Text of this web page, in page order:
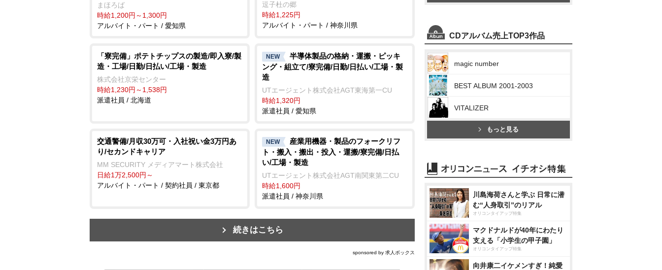
まほろば
時給1,200円～1,300円
アルバイト・パート / 愛知県
逗子杜の郷
時給1,225円
アルバイト・パート / 神奈川県
「寮完備」ポテトチップスの製造/即入寮/製
造・工場/日勤/日払い/工場・製造
株式会社京栄センター
時給1,230円～1,538円
派遣社員 / 北海道
NEW
半導体製品の格納・運搬・ピッキ
ング・組立て/寮完備/日勤/日払い/工場・製
造
UTエージェント株式会社AGT東海第一CU
時給1,320円
派遣社員 / 愛知県
交通警備/月収30万可・入社祝い金3万円あ
り/セカンドキャリア
MM SECURITY メディアマート株式会社
日給1万2,500円～
アルバイト・パート / 契約社員 / 東京都
NEW
産業用機器・製品のフォークリフ
ト・搬入・搬出・投入・運搬/寮完備/日払
い/工場・製造
UTエージェント株式会社AGT南関東第二CU
時給1,600円
派遣社員 / 神奈川県
続きはこちら
sponsored by 求人ボックス
CDアルバム売上TOP3作品
magic number
BEST ALBUM 2001-2003
VITALIZER
もっと見る
川島海荷さんと学ぶ 日常に潜
む“人身取引”のリアル
オリコンタイアップ特集
マクドナルドが40年にわたり
支える「小学生の甲子園」
オリコンタイアップ特集
向井康二イケメンすぎ！純愛